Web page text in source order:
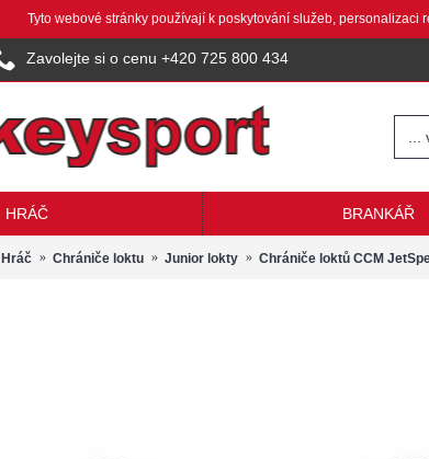
Tyto webové stránky používají k poskytování služeb,
Zavolejte si o cenu +420 725 800 434
HRÁČ BRANKÁŘ
Hráč Chrániče loktu Junior lokty Chrániče loktů CCM